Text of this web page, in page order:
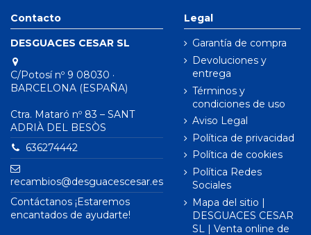
Contacto
DESGUACES CESAR SL
C/Potosí nº 9 08030 ·
BARCELONA (ESPAÑA)
Ctra. Mataró nº 83 – SANT
ADRIÀ DEL BESÒS
636274442
recambios@desguacescesar.es
Contáctanos ¡Estaremos
encantados de ayudarte!
Legal
Garantía de compra
Devoluciones y
entrega
Términos y
condiciones de uso
Aviso Legal
Política de privacidad
Política de cookies
Política Redes
Sociales
Mapa del sitio |
DESGUACES CESAR
SL | Venta online de